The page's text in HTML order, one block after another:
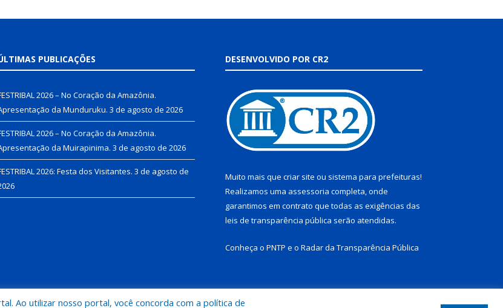
PUBLICAÇÕES
2026 – No Coração da Amazônia.
da Munduruku. 3 de agosto de 2026
2026 – No Coração da Amazônia.
da Muirapinima. 3 de agosto de 2026
2026: Festa dos Visitantes. 3 de agosto de
DESENVOLVIDO POR CR2
Muito mais que criar site ou sistema para prefeituras!
Realizamos uma assessoria completa, onde
garantimos em contrato que todas as exigências das
leis de transparência pública serão atendidas.
Conheça o PNTP e o Radar da Transparência Pública
Ao utilizar nosso portal, você concorda com a política de